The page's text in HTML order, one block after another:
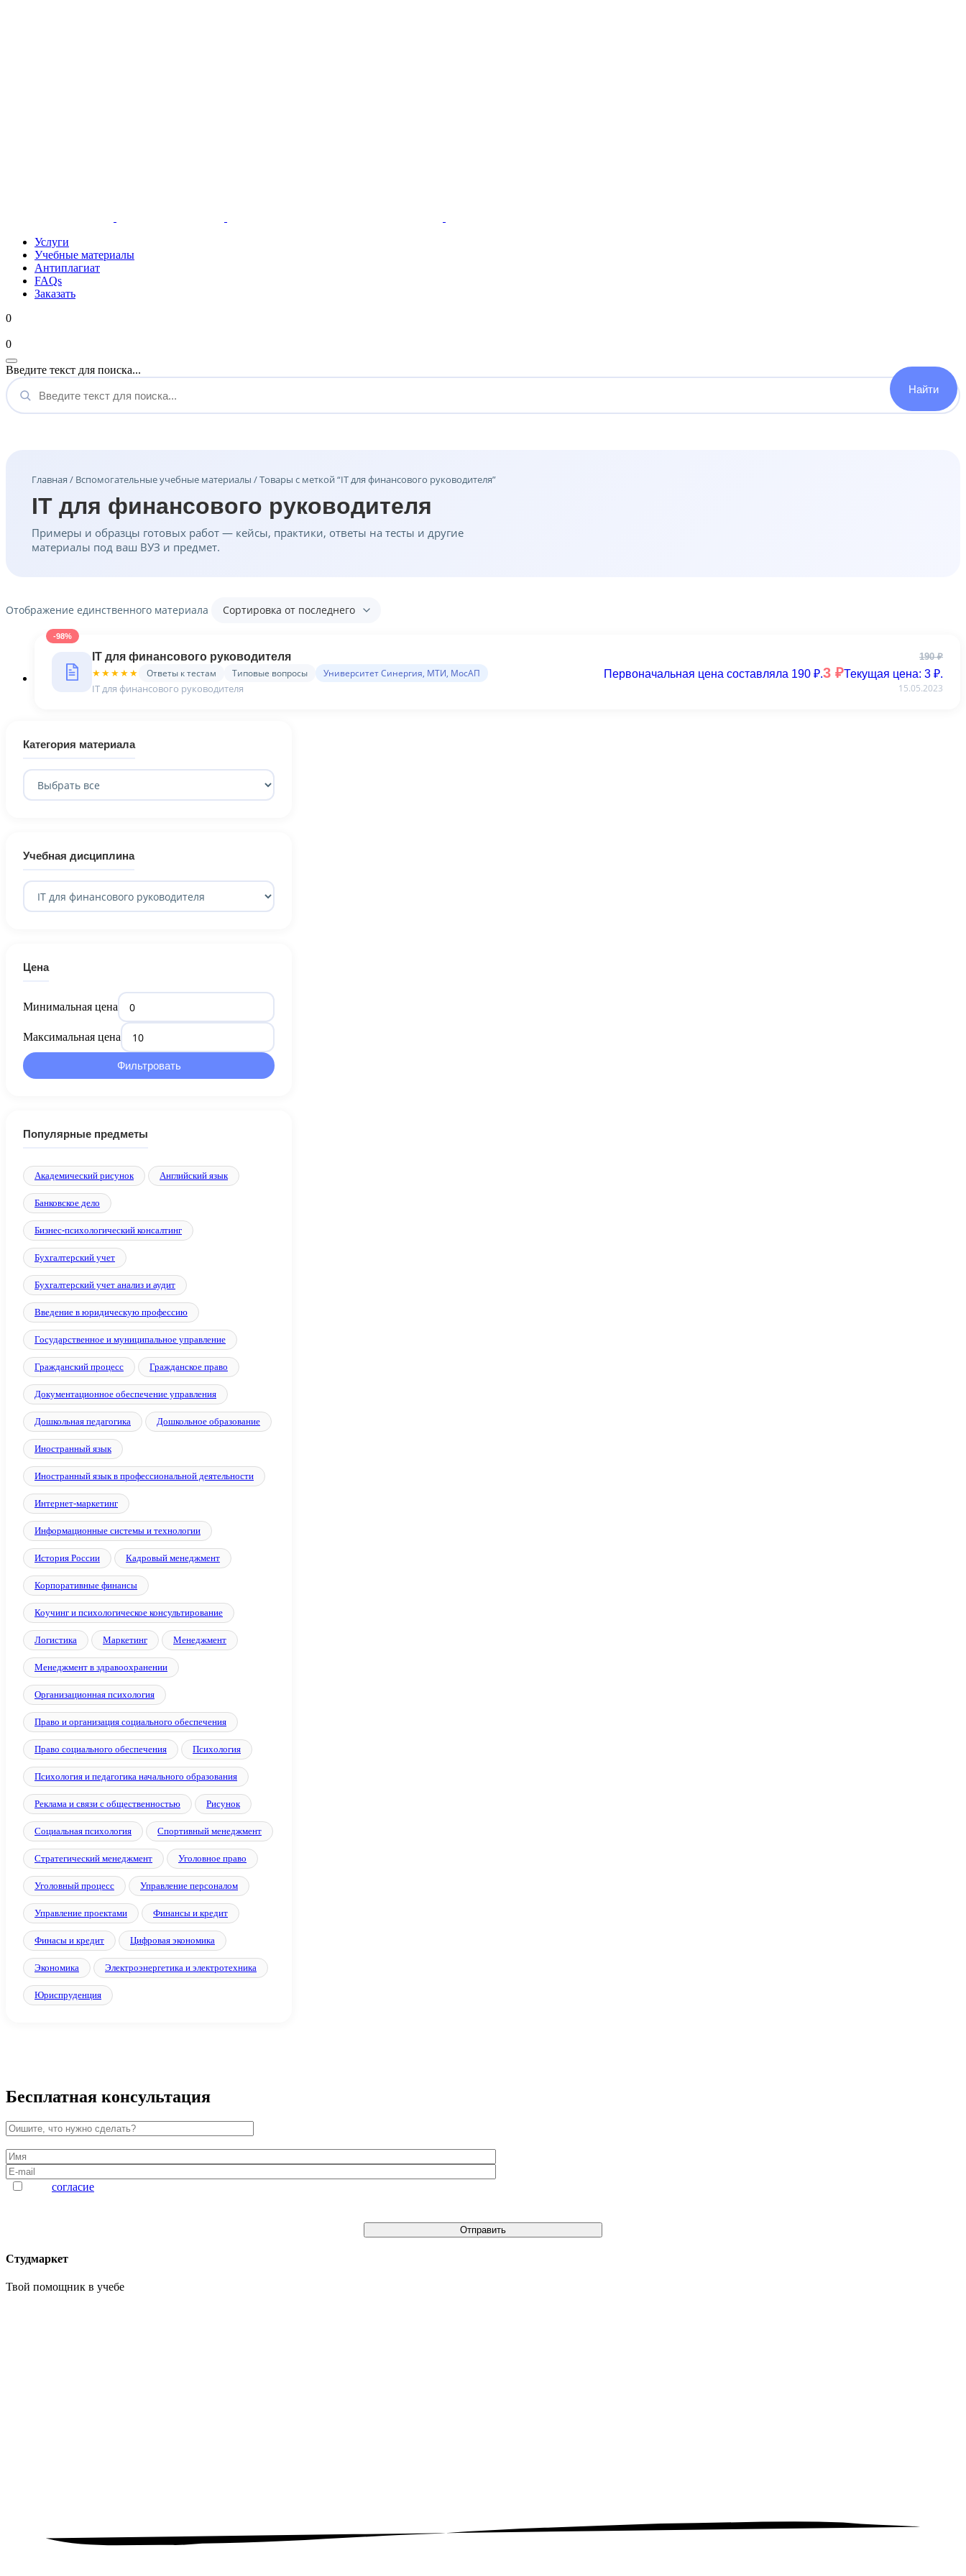
Услуги
Учебные материалы
Антиплагиат
FAQs
Заказать
0
0
Введите текст для поиска...
Главная / Вспомогательные учебные материалы / Товары с меткой “IT для финансового руководителя”
IT для финансового руководителя
Примеры и образцы готовых работ — кейсы, практики, ответы на тесты и другие
материалы под ваш ВУЗ и предмет.
Отображение единственного материала
-98%
IT для финансового руководителя
★★★★★ Ответы к тестам Типовые вопросы Университет Синергия, МТИ, МосАП
IT для финансового руководителя
190₽
Первоначальная цена составляла 190 ₽.3 ₽Текущая цена: 3 ₽.
15.05.2023
Категория материала
Учебная дисциплина
Цена
Минимальная цена
Максимальная цена
Фильтровать
Популярные предметы
Академический рисунок Английский язык
Банковское дело
Бизнес-психологический консалтинг
Бухгалтерский учет
Бухгалтерский учет анализ и аудит
Введение в юридическую профессию
Государственное и муниципальное управление
Гражданский процесс Гражданское право
Документационное обеспечение управления
Дошкольная педагогика Дошкольное образование
Иностранный язык
Иностранный язык в профессиональной деятельности
Интернет-маркетинг
Информационные системы и технологии
История России Кадровый менеджмент
Корпоративные финансы
Коучинг и психологическое консультирование
Логистика Маркетинг Менеджмент
Менеджмент в здравоохранении
Организационная психология
Право и организация социального обеспечения
Право социального обеспечения Психология
Психология и педагогика начального образования
Реклама и связи с общественностью Рисунок
Социальная психология Спортивный менеджмент
Стратегический менеджмент Уголовное право
Уголовный процесс Управление персоналом
Управление проектами Финансы и кредит
Финасы и кредит Цифровая экономика
Экономика Электроэнергетика и электротехника
Юриспруденция
Бесплатная консультация
согласие
Студмаркет
Твой помощник в учебе